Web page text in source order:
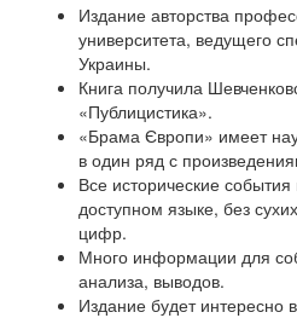
Издание авторства
университета, ведущего
Украины.
Книга получила
«Публицистика».
«Брама Європи» имеет
в один ряд с
Все исторические
доступном языке, без
цифр.
Много информации для
анализа, выводов.
Издание будет интересно